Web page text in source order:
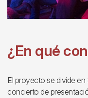
¿En qué
El proyecto se divide
concierto de